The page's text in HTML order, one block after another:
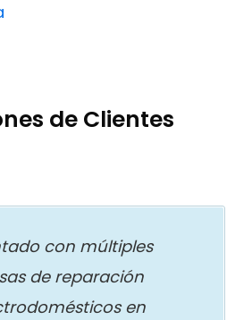
de Clientes
con múltiples
de reparación
en